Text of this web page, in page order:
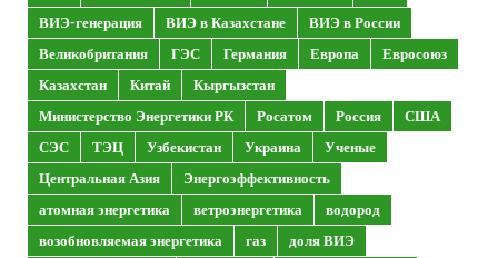
ВИЭ-генерация
ВИЭ в Казахстане
ВИЭ в России
Великобритания
ГЭС Германия Европа
Евросоюз
Казахстан
Китай
Кыргызстан
Министерство Энергетики РК
Росатом Россия
США
СЭС
ТЭЦ Узбекистан Украина
Ученые
Центральная Азия
Энергоэффективность
атомная энергетика
ветроэнергетика
водород
возобновляемая энергетика
газ
доля ВИЭ